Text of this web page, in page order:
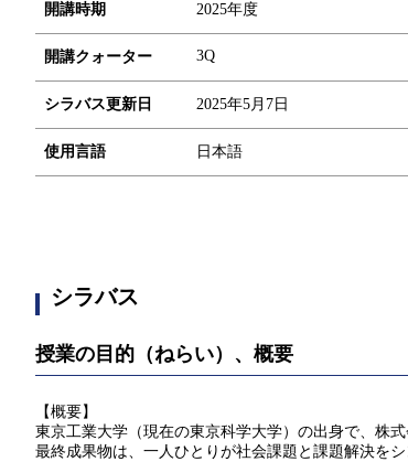
開講時期 2025年度
開講クォーター 3Q
シラバス更新日 2025年5月7日
使用言語 日本語
シラバス
授業の目的（ねらい）、概要
【概要】
東京工業大学（現在の東京科学大学）の出身で、株
最終成果物は、一人ひとりが社会課題と課題解決を